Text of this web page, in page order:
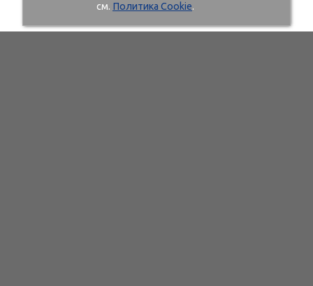
см. Политика Cookie.